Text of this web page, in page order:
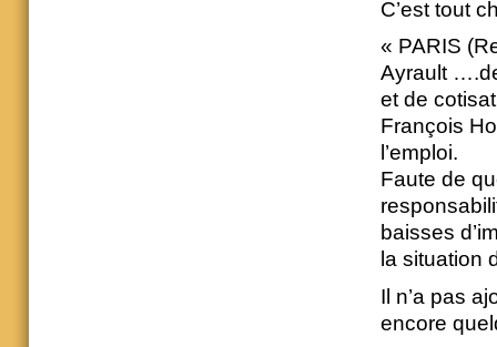
C’est tout
« PARIS
Ayrault
et de
François
l’emploi.
Faute de
baisses
la situation
Il n’a pas
encore